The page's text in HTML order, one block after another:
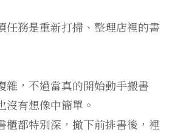
任務是重新打掃、整理店裡的書
雜，不過當真的開始動手搬書
沒有想像中簡單。
櫃都特別深，撤下前排書後，裡